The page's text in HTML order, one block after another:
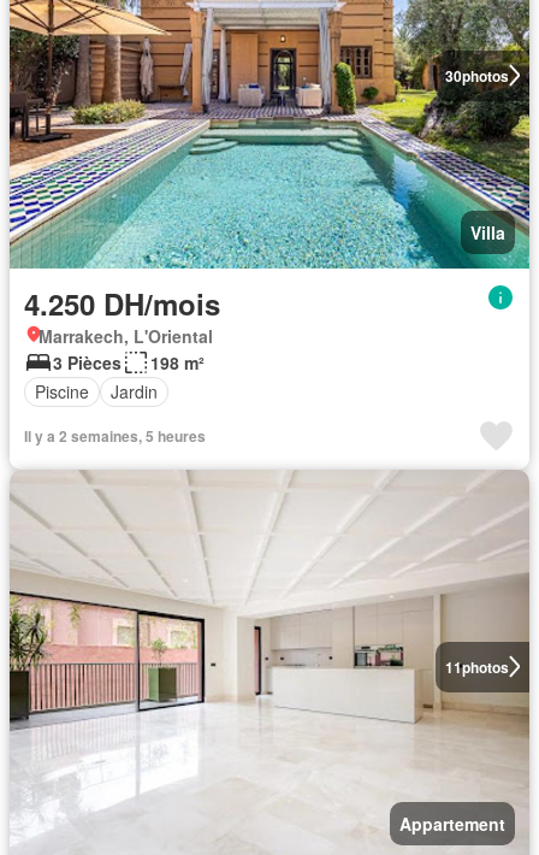
30photos
Villa
4.250 DH/mois
Marrakech, L'Oriental
3 Pièces
198 m²
Piscine
Jardin
Il y a 2 semaines, 5 heures
11photos
Appartement